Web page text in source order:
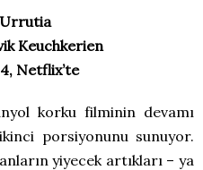
Keuchkerien
Netflix’te
korku filminin devamı
porsiyonunu sunuyor.
yiyecek artıkları – ya